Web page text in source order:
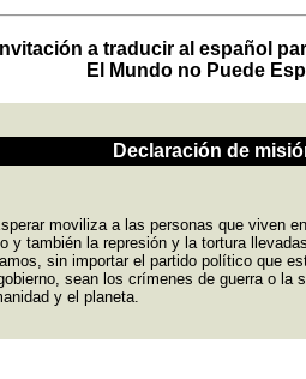
Invitación a traducir al español
El Mundo no Puede
Declaración de
moviliza a las personas que viven
y también la represión y la tortura
sin importar el partido político que
sean los crímenes de guerra o la
y el planeta.